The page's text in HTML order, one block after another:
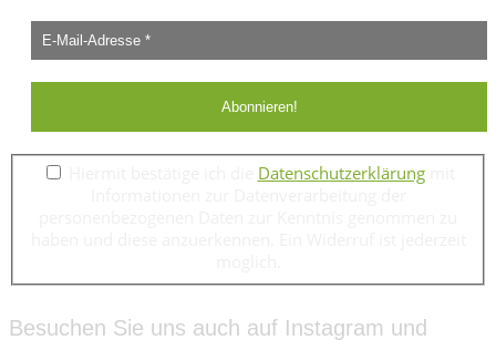
Datenschutzerklärungmit
Besuchen Sie uns auch auf Instagram und